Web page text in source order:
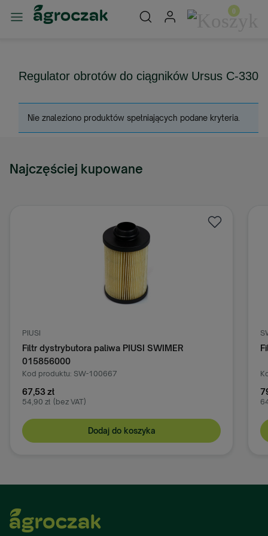
Regulator obrotów do ciągników Ursus C-330
Nie znaleziono produktów spełniających podane kryteria.
Najczęściej kupowane
PIUSI
Filtr dystrybutora paliwa PIUSI SWIMER
015856000
Kod produktu: SW-100667
67,53 zł
54,90 zł (bez VAT)
Dodaj do koszyka